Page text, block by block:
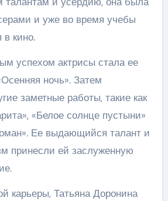
и уже во время учебы
в кино.
успехом актрисы стала ее
ночь». Затем
заметные работы, такие как
«Белое солнце пустыни»
Ее выдающийся талант и
принесли ей заслуженную
карьеры, Татьяна Доронина